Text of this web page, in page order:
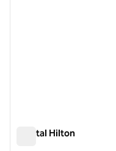
Capital Hilton